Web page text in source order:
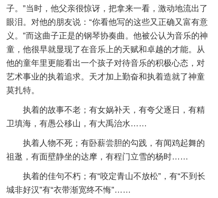
子。”当时，他父亲很惊讶，把拿来一看，激动地流出了
眼泪。对他的朋友说：“你看他写的这些又正确又富有意
义。”而这曲子正是的钢琴协奏曲。他被公认为音乐的神
童，他很早就显现了在音乐上的天赋和卓越的才能。从
他的童年里更能看出一个孩子对待音乐的积极心态，对
艺术事业的执着追求。天才加上勤奋和执着造就了神童
莫扎特。
执着的故事不老；有女娲补天，有夸父逐日，有精
卫填海，有愚公移山，有大禹治水……
执着人物不死；有卧薪尝胆的勾践，有闻鸡起舞的
祖逖，有面壁静坐的达摩，有程门立雪的杨时……
执着的佳句不朽；有“咬定青山不放松”，有“不到长
城非好汉”有“衣带渐宽终不悔”……